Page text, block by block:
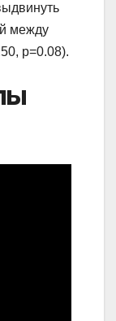
между
p=0.08).